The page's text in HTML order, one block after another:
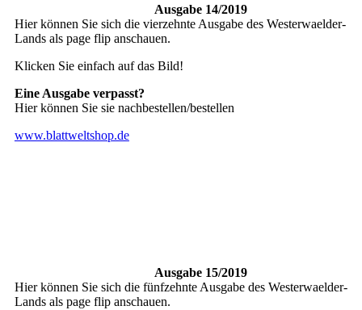
Ausgabe 14/2019
Hier können Sie sich die vierzehnte Ausgabe des Westerwaelder-
Lands als page flip anschauen.
Klicken Sie einfach auf das Bild!
Eine Ausgabe verpasst?
Hier können Sie sie nachbestellen/bestellen
www.blattweltshop.de
Ausgabe 15/2019
Hier können Sie sich die fünfzehnte Ausgabe des Westerwaelder-
Lands als page flip anschauen.